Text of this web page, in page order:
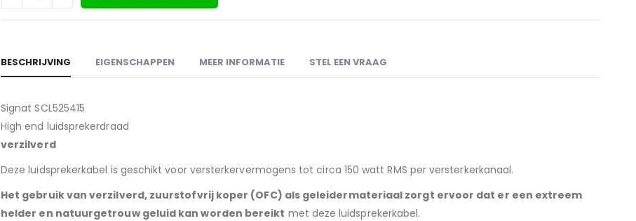
BESCHRIJVING EIGENSCHAPPEN MEER INFORMATIE STEL EEN VRAAG
Signat SCL525415
High end luidsprekerdraad
verzilverd
Deze luidsprekerkabel is geschikt voor versterkervermogens tot circa 150 watt RMS per versterkerkanaal.
Het gebruik van verzilverd, zuurstofvrij koper (OFC) als geleidermateriaal zorgt ervoor dat er een extreem
helder en natuurgetrouw geluid kan worden bereikt met deze luidsprekerkabel.